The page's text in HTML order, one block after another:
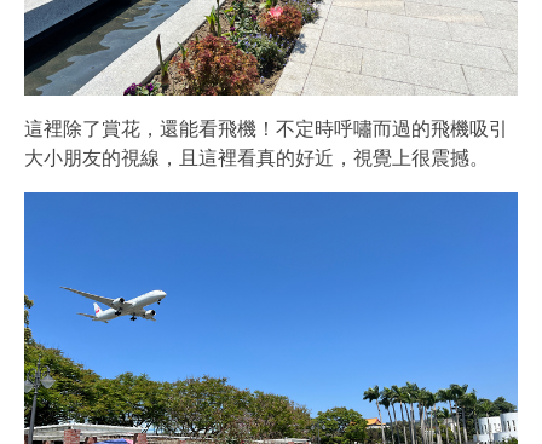
這裡除了賞花，還能看飛機！不定時呼嘯而過的飛機吸引
大小朋友的視線，且這裡看真的好近，視覺上很震撼。